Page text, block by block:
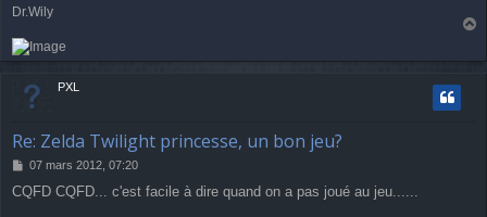
Dr.Wily
u
PXL
Re: Zelda Twilight princesse, un bon jeu?
M
s
07 mars 2012, 07:20
CQFD CQFD... c'est facile à dire quand on a pas joué au jeu......